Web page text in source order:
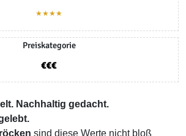
★★★★
Preiskategorie
Nachhaltig gedacht.
sind diese Werte nicht bloß